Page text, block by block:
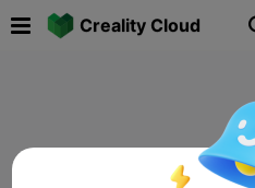
Creality Cloud